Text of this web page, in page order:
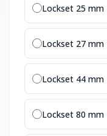
Lockset 25 mm
Lockset 27 mm
Lockset 44 mm
Lockset 80 mm